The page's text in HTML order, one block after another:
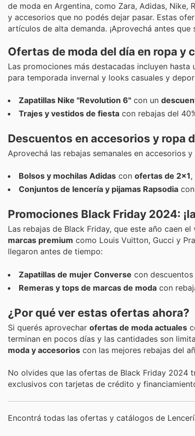
de moda en Argentina, como Zara, Adidas,
y accesorios que no podés dejar pasar. Estas
artículos de alta demanda. ¡Aprovechá antes que
Ofertas de moda del día en ropa y
Las promociones más destacadas incluyen
para temporada invernal y looks casuales y
Zapatillas Nike "Revolution 6" con un
Trajes y vestidos de fiesta con rebajas del
Descuentos en accesorios y ropa
Aprovechá las rebajas semanales en accesorios
Bolsos y mochilas Adidas con ofertas de 2x1,
Conjuntos de lencería y pijamas Rapsodia
Promociones Black Friday 2024:
Las rebajas de Black Friday, que este año caen
marcas premium como Louis Vuitton, Gucci y
llegaron antes de tiempo:
Zapatillas de mujer Converse con
Remeras y tops de marcas de moda con
¿Por qué ver estas ofertas ahora?
Si querés aprovechar ofertas de moda actuales
terminan en pocos días y las cantidades son
moda y accesorios con las mejores rebajas del
No olvides que las ofertas de Black Friday 2024
exclusivos con tarjetas de crédito y
Encontrá todas las ofertas y catálogos de